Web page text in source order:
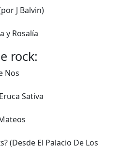
J Balvin)
y Rosalía
rock:
Nos
Sativa
(Desde El Palacio De Los